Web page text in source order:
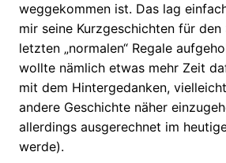
weggekommen ist. Das lag
mir seine Kurzgeschichten für den
letzten „normalen“ Regale
wollte nämlich etwas mehr Zeit
mit dem Hintergedanken,
andere Geschichte näher
allerdings ausgerechnet im
werde).